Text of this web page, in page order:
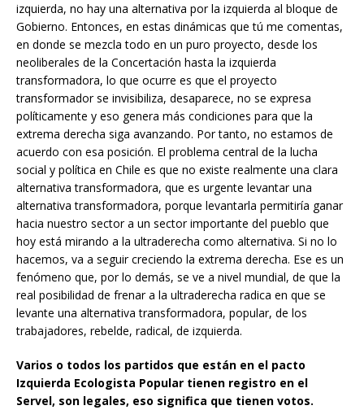
izquierda, no hay una alternativa por la izquierda al bloque de
Gobierno. Entonces, en estas dinámicas que tú me comentas,
en donde se mezcla todo en un puro proyecto, desde los
neoliberales de la Concertación hasta la izquierda
transformadora, lo que ocurre es que el proyecto
transformador se invisibiliza, desaparece, no se expresa
políticamente y eso genera más condiciones para que la
extrema derecha siga avanzando. Por tanto, no estamos de
acuerdo con esa posición. El problema central de la lucha
social y política en Chile es que no existe realmente una clara
alternativa transformadora, que es urgente levantar una
alternativa transformadora, porque levantarla permitiría ganar
hacia nuestro sector a un sector importante del pueblo que
hoy está mirando a la ultraderecha como alternativa. Si no lo
hacemos, va a seguir creciendo la extrema derecha. Ese es un
fenómeno que, por lo demás, se ve a nivel mundial, de que la
real posibilidad de frenar a la ultraderecha radica en que se
levante una alternativa transformadora, popular, de los
trabajadores, rebelde, radical, de izquierda.
Varios o todos los partidos que están en el pacto
Izquierda Ecologista Popular tienen registro en el
Servel, son legales, eso significa que tienen votos.